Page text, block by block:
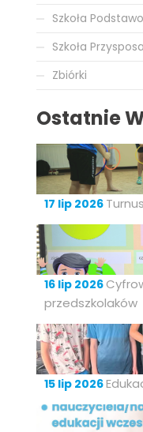
Szkoła
Szkoła
Zbiórki
Ostatnie
17 lip 2026
16 lip 2026
przedszkolaków
15 lip 2026